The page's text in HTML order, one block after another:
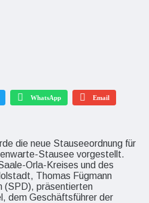
WhatsApp Email
die neue Stauseeordnung für
Stausee vorgestellt.
Orla-Kreises und des
Thomas Fügmann
(SPD), präsentierten
dem Geschäftsführer der